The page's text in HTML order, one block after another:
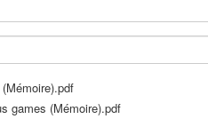
games (Mémoire).pdf